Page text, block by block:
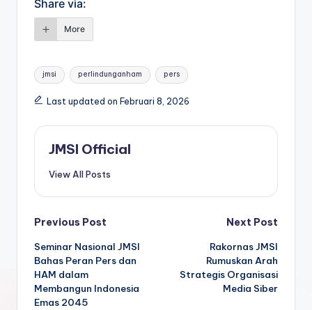
Share via:
More
jmsi perlindunganham pers
Last updated on Februari 8, 2026
JMSI Official
View All Posts
Previous Post
Seminar Nasional JMSI
Bahas Peran Pers dan
HAM dalam
Membangun Indonesia
Emas 2045
Next Post
Rakornas JMSI
Rumuskan Arah
Strategis Organisasi
Media Siber